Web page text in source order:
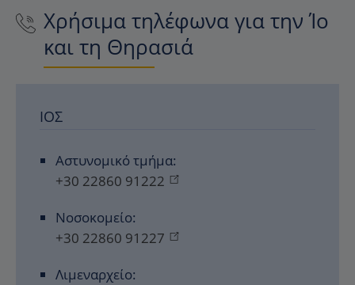
Χρήσιμα τηλέφωνα για την Ίο
και τη Θηρασιά
ΊΟΣ
Αστυνομικό τμήμα:
+30 22860 91222
Νοσοκομείο:
+30 22860 91227
Λιμεναρχείο: